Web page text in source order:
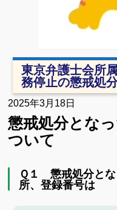
東京弁護士会所
務停止の懲戒処
2025年3月18日
懲戒処分とな
ついて
Ｑ１ 懲戒処分と
所、登録番号は